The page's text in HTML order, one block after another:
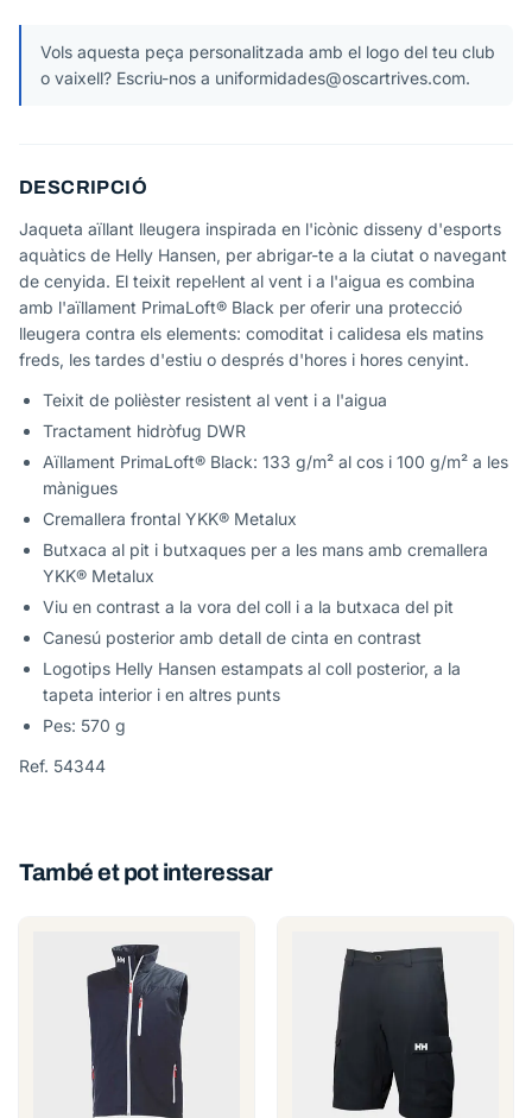
Vols aquesta peça personalitzada amb el logo del teu club
o vaixell? Escriu-nos a uniformidades@oscartrives.com.
DESCRIPCIÓ
Jaqueta aïllant lleugera inspirada en l'icònic disseny d'esports
aquàtics de Helly Hansen, per abrigar-te a la ciutat o navegant
de cenyida. El teixit repel·lent al vent i a l'aigua es combina
amb l'aïllament PrimaLoft® Black per oferir una protecció
lleugera contra els elements: comoditat i calidesa els matins
freds, les tardes d'estiu o després d'hores i hores cenyint.
Teixit de polièster resistent al vent i a l'aigua
Tractament hidròfug DWR
Aïllament PrimaLoft® Black: 133 g/m² al cos i 100 g/m² a les
mànigues
Cremallera frontal YKK® Metalux
Butxaca al pit i butxaques per a les mans amb cremallera
YKK® Metalux
Viu en contrast a la vora del coll i a la butxaca del pit
Canesú posterior amb detall de cinta en contrast
Logotips Helly Hansen estampats al coll posterior, a la
tapeta interior i en altres punts
Pes: 570 g
Ref. 54344
També et pot interessar